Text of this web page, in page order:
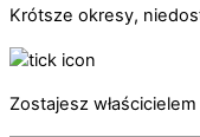
Krótsze okresy,
Zostajesz